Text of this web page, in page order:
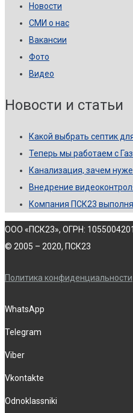
Новости
СМИ о нас
Вакансии
Фото
Видео
Новости и статьи
Какой выбрать септик
Теперь мы работаем с
Канализация, зачем
Внедрение
Компания ПСК23
ООО «ПСК23», ОГРН:
© 2005 – 2020, ПСК23
Политика конфиденциальности
WhatsApp
Telegram
Viber
Vkontakte
Odnoklassniki